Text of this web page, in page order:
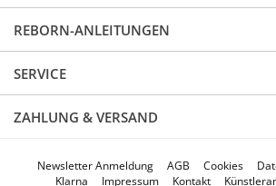
REBORN-ANLEITUNGEN
SERVICE
ZAHLUNG & VERSAND
Newsletter Anmeldung AGB Cookies
Klarna
Impressum Kontakt